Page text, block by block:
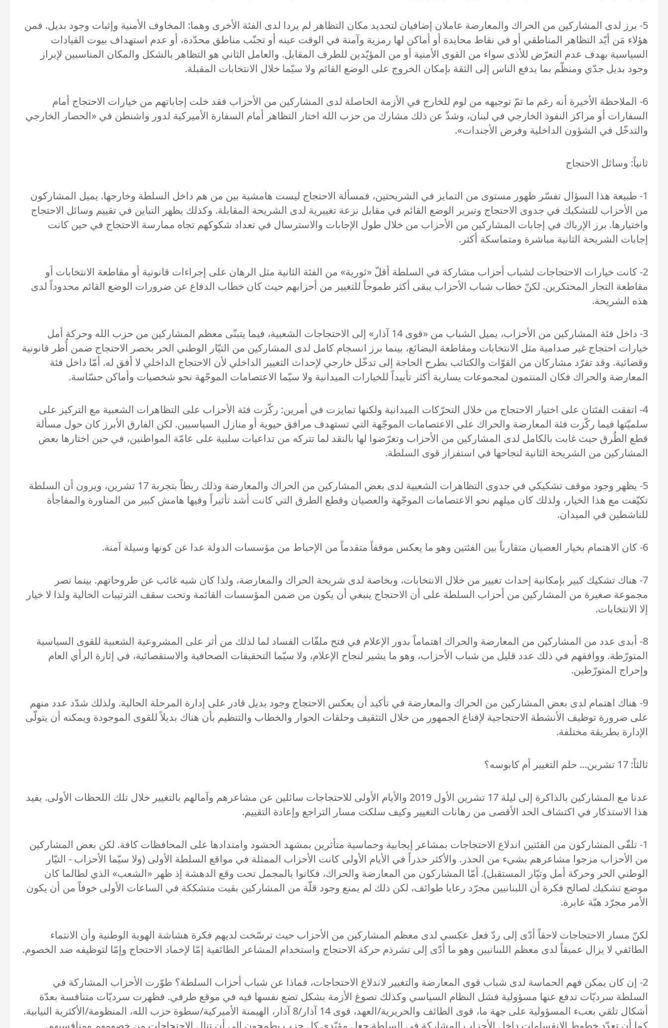
5- برز لدى المشاركين من الحراك والمعارضة عاملان إضافيان لتحديد مكان التظاهر لم يردا لدى الفئة الأخرى وهما: المخاوف الأمنية وإثبات وجود بديل. فمن
هؤلاء مَن أيّد التظاهر المناطقي أو في نقاط محايدة أو أماكن لها رمزية وآمنة في الوقت عينه أو تجنّب مناطق محدّدة، أو عدم استهداف بيوت القيادات
السياسية بهدف عدم التعرّض للأذى سواء من القوى الأمنية أو من المؤيّدين للطرف المقابل. والعامل الثاني هو التظاهر بالشكل والمكان المناسبين لإبراز
وجود بديل جدّي ومنظّم بما يدفع الناس إلى الثقة بإمكان الخروج على الوضع القائم ولا سيّما خلال الانتخابات المقبلة.
6- الملاحظة الأخيرة أنه رغم ما تمّ توجيهه من لوم للخارج في الأزمة الحاصلة لدى المشاركين من الأحزاب فقد خلت إجاباتهم من خيارات الاحتجاج أمام
السفارات أو مراكز النفوذ الخارجي في لبنان، وشذّ عن ذلك مشارك من حزب الله اختار التظاهر أمام السفارة الأميركية لدور واشنطن في «الحصار الخارجي
والتدخّل في الشؤون الداخلية وفرض الأجندات».
ثانياً: وسائل الاحتجاج
1- طبيعة هذا السؤال تفسّر ظهور مستوى من التمايز في الشريحتين، فمسألة الاحتجاج ليست هامشية بين من هم داخل السلطة وخارجها. يميل المشاركون
من الأحزاب للتشكيك في جدوى الاحتجاج وتبرير الوضع القائم في مقابل نزعة تغييرية لدى الشريحة المقابلة. وكذلك يظهر التباين في تقييم وسائل الاحتجاج
واختيارها. برز الإرباك في إجابات المشاركين من الأحزاب من خلال طول الإجابات والاسترسال في تعداد شكوكهم تجاه ممارسة الاحتجاج في حين كانت
إجابات الشريحة الثانية مباشرة ومتماسكة أكثر.
2- كانت خيارات الاحتجاجات لشباب أحزاب مشاركة في السلطة أقلّ «ثورية» من الفئة الثانية مثل الرهان على إجراءات قانونية أو مقاطعة الانتخابات أو
مقاطعة التجار المحتكرين. لكنّ خطاب شباب الأحزاب يبقى أكثر طموحاً للتغيير من أحزابهم حيث كان خطاب الدفاع عن ضرورات الوضع القائم محدوداً لدى
هذه الشريحة.
3- داخل فئة المشاركين من الأحزاب، يميل الشباب من «قوى 14 آذار» إلى الاحتجاجات الشعبية، فيما يتبنّى معظم المشاركين من حزب الله وحركة أمل
خيارات احتجاج غير صدامية مثل الانتخابات ومقاطعة البضائع، بينما برز انسجام كامل لدى المشاركين من التيّار الوطني الحر بحصر الاحتجاج ضمن أُطر قانونية
وقضائية. وقد تفرّد مشاركان من القوّات والكتائب بطرح الحاجة إلى تدخّل خارجي لإحداث التغيير الداخلي لأن الاحتجاج الداخلي لا أفق له. أمّا داخل فئة
المعارضة والحراك فكان المنتمون لمجموعات يسارية أكثر تأييداً للخيارات الميدانية ولا سيّما الاعتصامات الموجّهة نحو شخصيات وأماكن حسّاسة.
4- اتفقت الفئتان على اختيار الاحتجاج من خلال التحرّكات الميدانية ولكنها تمايزت في أمرين: ركّزت فئة الأحزاب على التظاهرات الشعبية مع التركيز على
سلميّتها فيما ركّزت فئة المعارضة والحراك على الاعتصامات الموجّهة التي تستهدف مرافق حيوية أو منازل السياسيين. لكن الفارق الأبرز كان حول مسألة
قطع الطُرق حيث غابت بالكامل لدى المشاركين من الأحزاب وتعرّضوا لها بالنقد لما تتركه من تداعيات سلبية على عامّة المواطنين، في حين اختارها بعض
المشاركين من الشريحة الثانية لنجاحها في استفزاز قوى السلطة.
5- يظهر وجود موقف تشكيكي في جدوى التظاهرات الشعبية لدى بعض المشاركين من الحراك والمعارضة وذلك ربطاً بتجربة 17 تشرين، ويرون أن السلطة
تكيّفت مع هذا الخيار، ولذلك كان ميلهم نحو الاعتصامات الموجّهة والعصيان وقطع الطرق التي كانت أشد تأثيراً وفيها هامش كبير من المناورة والمفاجأة
للناشطين في الميدان.
6- كان الاهتمام بخيار العصيان متقارباً بين الفئتين وهو ما يعكس موقفاً متقدماً من الإحباط من مؤسسات الدولة عدا عن كونها وسيلة آمنة.
7- هناك تشكيك كبير بإمكانية إحداث تغيير من خلال الانتخابات، وبخاصة لدى شريحة الحراك والمعارضة، ولذا كان شبه غائب عن طروحاتهم. بينما تصر
مجموعة صغيرة من المشاركين من أحزاب السلطة على أن الاحتجاج ينبغي أن يكون من ضمن المؤسسات القائمة وتحت سقف الترتيبات الحالية ولذا لا خيار
إلا الانتخابات.
8- أبدى عدد من المشاركين من المعارضة والحراك اهتماماً بدور الإعلام في فتح ملفّات الفساد لما لذلك من أثر على المشروعية الشعبية للقوى السياسية
المتورّطة. ووافقهم في ذلك عدد قليل من شباب الأحزاب، وهو ما يشير لنجاح الإعلام، ولا سيّما التحقيقات الصحافية والاستقصائية، في إثارة الرأي العام
وإحراج المتورّطين.
9- هناك اهتمام لدى بعض المشاركين من الحراك والمعارضة في تأكيد أن يعكس الاحتجاج وجود بديل قادر على إدارة المرحلة الحالية. ولذلك شدّد عدد منهم
على ضرورة توظيف الأنشطة الاحتجاجية لإقناع الجمهور من خلال التثقيف وحلقات الحوار والخطاب والتنظيم بأن هناك بديلاً للقوى الموجودة ويمكنه أن يتولّى
الإدارة بطريقة مختلفة.
ثالثاً: 17 تشرين... حلم التغيير أم كابوسه؟
عدنا مع المشاركين بالذاكرة إلى ليلة 17 تشرين الأول 2019 والأيام الأولى للاحتجاجات سائلين عن مشاعرهم وآمالهم بالتغيير خلال تلك اللحظات الأولى. يفيد
هذا الاستذكار في اكتشاف الحد الأقصى من رهانات التغيير وكيف سلكت مسار التراجع وإعادة التقييم.
1- تلقّى المشاركون من الفئتين اندلاع الاحتجاجات بمشاعر إيجابية وحماسية متأثرين بمشهد الحشود وامتدادها على المحافظات كافة. لكن بعض المشاركين
من الأحزاب مزجوا مشاعرهم بشيء من الحذر. والأكثر حذراً في الأيام الأولى كانت الأحزاب الممثلة في مواقع السلطة الأولى (ولا سيّما الأحزاب - التيّار
الوطني الحر وحركة أمل وتيّار المستقبل). أمّا المشاركون من المعارضة والحراك، فكانوا بالمجمل تحت وقع الدهشة إذ ظهر «الشعب» الذي لطالما كان
موضع تشكيك لصالح فكرة أن اللبنانيين مجرّد رعايا طوائف، لكن ذلك لم يمنع وجود قلّة من المشاركين بقيت متشككة في الساعات الأولى خوفاً من أن يكون
الأمر مجرّد هبّة عابرة.
لكنّ مسار الاحتجاجات لاحقاً أدّى إلى ردّ فعل عكسي لدى معظم المشاركين من الأحزاب حيث ترسّخت لديهم فكرة هشاشة الهوية الوطنية وأن الانتماء
الطائفي لا يزال عميقاً لدى معظم اللبنانيين وهو ما أدّى إلى تشرذم حركة الاحتجاج واستخدام المشاعر الطائفية إمّا لإخماد الاحتجاج وإمّا لتوظيفه ضد الخصوم.
2- إن كان يمكن فهم الحماسة لدى شباب قوى المعارضة والتغيير لاندلاع الاحتجاجات، فماذا عن شباب أحزاب السلطة؟ طوّرت الأحزاب المشاركة في
السلطة سرديّات تدفع عنها مسؤولية فشل النظام السياسي وكذلك تصوغ الأزمة بشكل تضع نفسها فيه في موقع طرفي. فظهرت سرديّات متنافسة بعدّة
أشكال تلقي بعبء المسؤولية على جهة ما، قوى الطائف والحريرية/العهد، قوى 14 آذار/8 آذار، الهيمنة الأميركية/سطوة حزب الله، المنظومة/الأكثرية النيابية.
كما أن تعدّد خطوط الانقسامات داخل الأحزاب المشاركة في السلطة جعل مؤيّدي كل حزب يطمحون إلى أن تنال الاحتجاجات من خصومهم ومنافسيهم.